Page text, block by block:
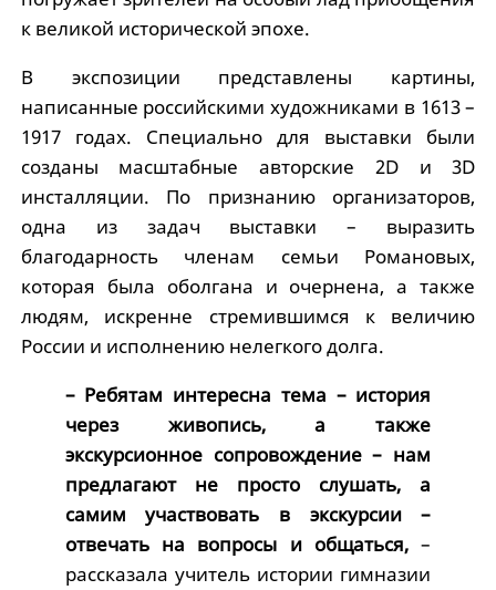
к великой исторической эпохе.
В экспозиции представлены картины,
написанные российскими художниками в 1613 –
1917 годах. Специально для выставки были
созданы масштабные авторские 2D и 3D
инсталляции. По признанию организаторов,
одна из задач выставки – выразить
благодарность членам семьи Романовых,
которая была оболгана и очернена, а также
людям, искренне стремившимся к величию
России и исполнению нелегкого долга.
– Ребятам интересна тема – история
через живопись, а также
экскурсионное сопровождение – нам
предлагают не просто слушать, а
самим участвовать в экскурсии –
отвечать на вопросы и общаться,–
рассказала учитель истории гимназии